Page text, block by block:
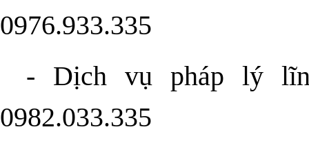
0976.933.335
- Dịch vụ pháp lý
0982.033.335